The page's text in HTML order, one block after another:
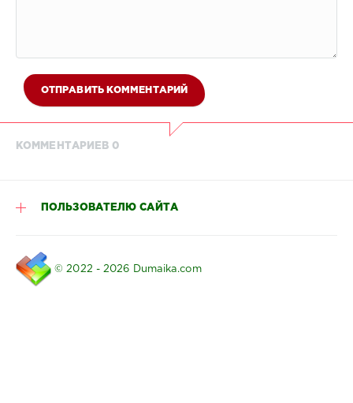
ОТПРАВИТЬ КОММЕНТАРИЙ
КОММЕНТАРИЕВ 0
ПОЛЬЗОВАТЕЛЮ САЙТА
© 2022 - 2026 Dumaika.com